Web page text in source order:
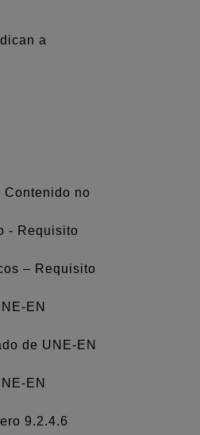
a
Contenido no
- Requisito
– Requisito
EN
de UNE-EN
EN
9.2.4.6